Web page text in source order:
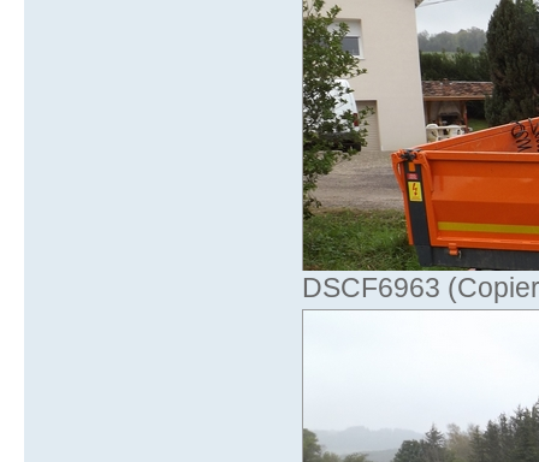
DSCF6963